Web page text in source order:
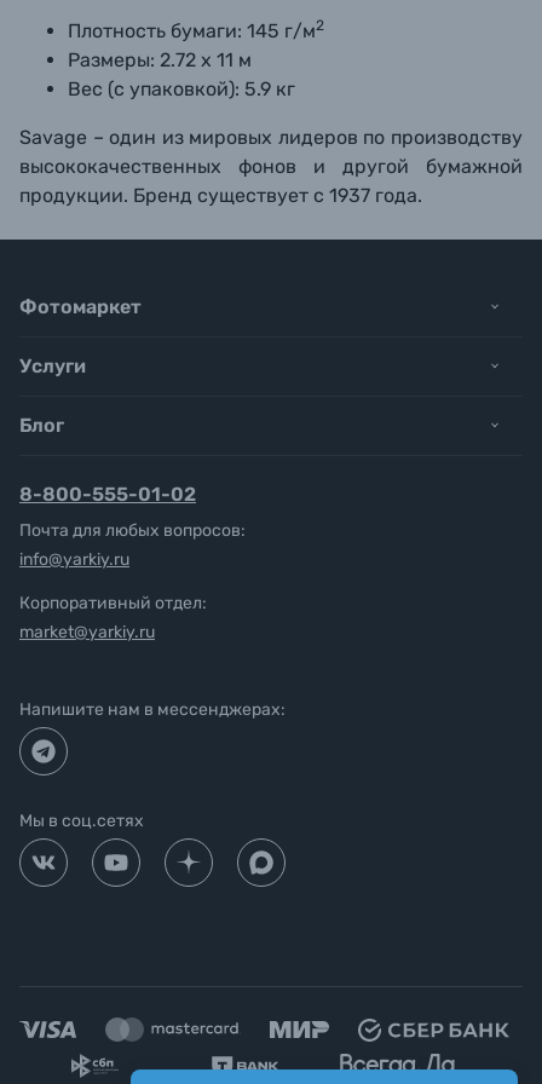
Плотность бумаги: 145 г/м2
Размеры: 2.72 х 11 м
Вес (с упаковкой): 5.9 кг
Savage – один из мировых лидеров по производству
высококачественных фонов и другой бумажной
продукции. Бренд существует с 1937 года.
Фотомаркет
Услуги
Блог
8-800-555-01-02
Почта для любых вопросов:
info@yarkiy.ru
Корпоративный отдел:
market@yarkiy.ru
Напишите нам в мессенджерах:
Мы в соц.сетях